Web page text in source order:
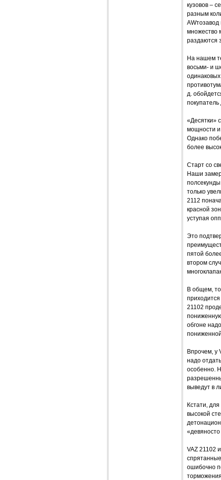
кузовов –
разным
множество
раздаются
На нашем
восьми- и
д.
«Десятки»
мощности и
Однако
более
Старт со
Наши
только
2112
красной
уступая
Это
пятой
втором
В общем,
21102
обгоне
Впрочем, у
надо
особенно.
выведут в
Кстати,
высокой
VAZ 21102
ошибочно